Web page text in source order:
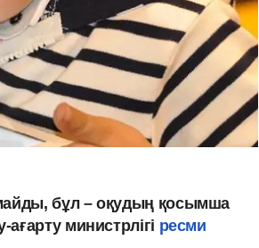
бұл – оқудың қосымша
министрлігі ресми